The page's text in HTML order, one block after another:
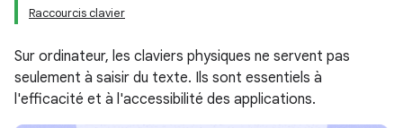
Raccourcis clavier
Sur ordinateur, les claviers physiques ne servent pas
seulement à saisir du texte. Ils sont essentiels à
l'efficacité et à l'accessibilité des applications.